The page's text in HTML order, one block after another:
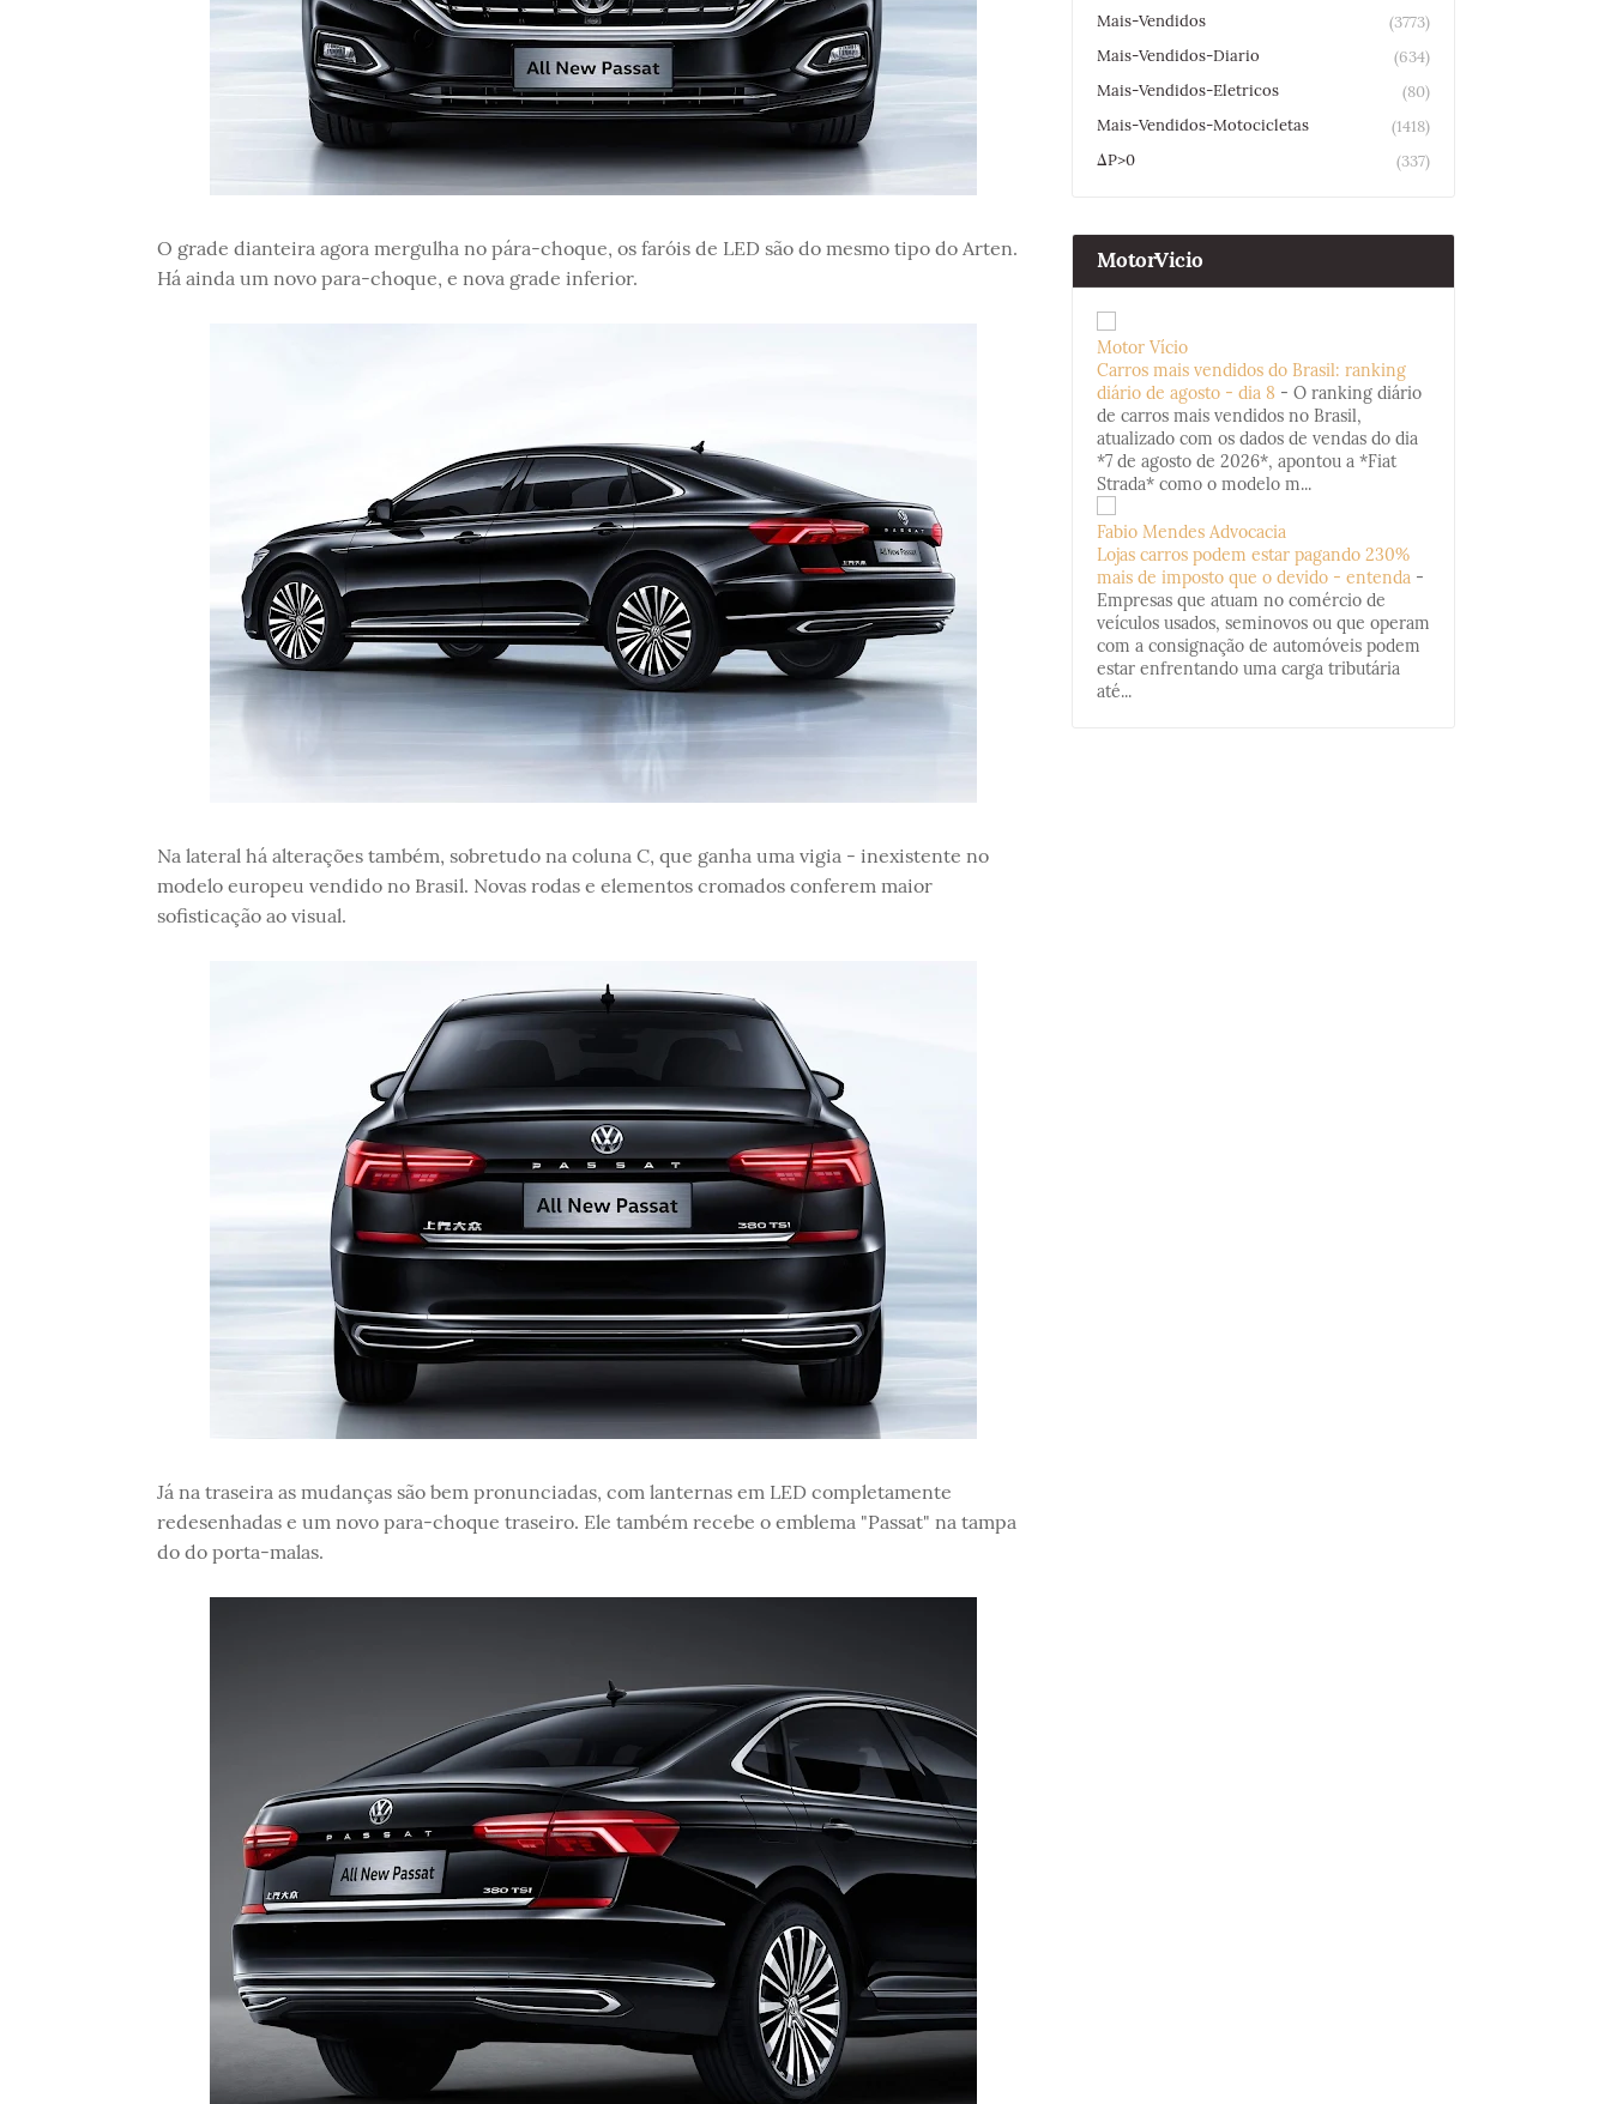
O grade dianteira agora mergulha no pára-choque, os faróis de LED são do mesmo tipo do Arten.
Há ainda um novo para-choque, e nova grade inferior.
Na lateral há alterações também, sobretudo na coluna C, que ganha uma vigia - inexistente no
modelo europeu vendido no Brasil. Novas rodas e elementos cromados conferem maior
sofisticação ao visual.
Já na traseira as mudanças são bem pronunciadas, com lanternas em LED completamente
redesenhadas e um novo para-choque traseiro. Ele também recebe o emblema "Passat" na tampa
do do porta-malas.
Mais-Vendidos
(3773)
Mais-Vendidos-Diario
(634)
Mais-Vendidos-Eletricos
(80)
Mais-Vendidos-Motocicletas
(1418)
ΔP>0
(337)
MotorVicio
Motor Vício
Carros mais vendidos do Brasil: ranking
diário de agosto - dia 8 - O ranking diário
de carros mais vendidos no Brasil,
atualizado com os dados de vendas do dia
*7 de agosto de 2026*, apontou a *Fiat
Strada* como o modelo m...
Fabio Mendes Advocacia
Lojas carros podem estar pagando 230%
mais de imposto que o devido - entenda -
Empresas que atuam no comércio de
veículos usados, seminovos ou que operam
com a consignação de automóveis podem
estar enfrentando uma carga tributária
até...